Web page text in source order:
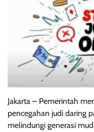
Jakarta – Pemerintah
pencegahan judi daring
melindungi generasi